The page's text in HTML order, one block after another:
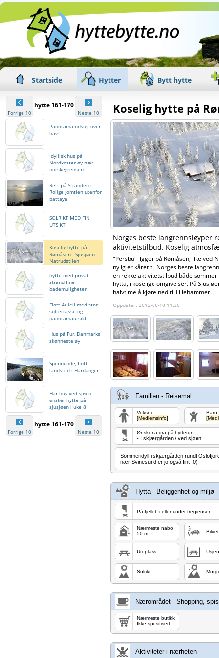
Startside Hytter Bytt hytte
Forrige 10
hytte 161-170
Neste 10
Panorama udsigt over
hav
Idyllisk hus på
Nordkoster øy nær
norskegrensen
Rett på Stranden i
Rolige Jomtien utenfor
pattaya
SOLRIKT MED FIN
UTSIKT.
Koselig hytte på
Rømåsen - Sjusjøen -
Natrudstilen
hytte med privat
strand fine
bademuligheter
Flott 4r leil med stor
solterrasse og
panoramautsikt
Hus på Fur, Danmarks
skønneste øy
Spennende, flott
landsted i Hardanger
Har hus ved sjøen
ønsker hytte på
sjusjøen i uke 8
Forrige 10
hytte 161-170
Neste 10
Koselig hytte på
Norges beste langrennsløyper
aktivitetstilbud. Koselig
"Persbu" ligger på Rømåsen, like ved
nylig er kåret til Norges beste
en rekke aktivitetstilbud både
hytta, i koselige omgivelser. På
halvtime å kjøre ned til Lillehammer.
Oppdatert 2012-06-10 11:20
Familien - Reisemål
Voksne:
[Medlemsinfo]
Barn
Ønsker å dra på hyttetur:
- I skjærgården / ved sjøen
Sommeridyll i skjærgården rundt
nær Svinesund er jo også fint :0)
Hytta - Beliggenhet og miljø
På fjellet, i eller under tregrensen
Nærmeste nabo
50 m
Uteplass
Solrikt
Nærområdet - Shopping,
Nærmeste butikk
Ikke spesifisert
Aktiviteter i nærheten